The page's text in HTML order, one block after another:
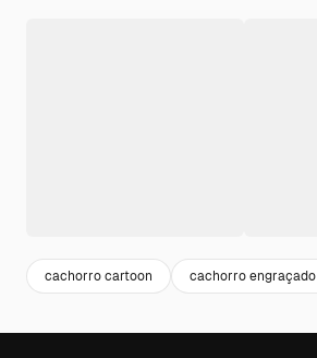
cachorro cartoon cachorro engraçado